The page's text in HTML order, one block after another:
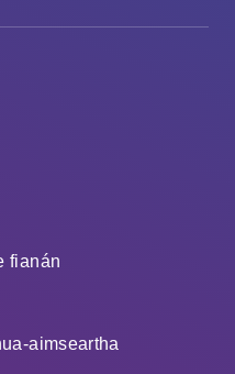
fianán
aimseartha